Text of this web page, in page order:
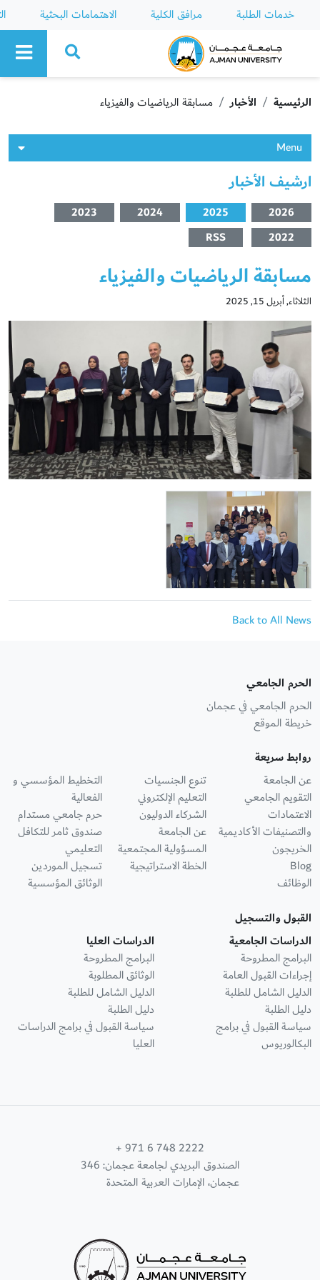
خدمات الطلبة مرافق الكلية الاهتمامات البحثية
Ajman University
الرئيسية الأخبار مسابقة الرياضيات والفيزياء
Menu
ارشيف الأخبار
2026
2025
2024
2023
2022
RSS
مسابقة الرياضيات والفيزياء
الثلاثاء, أبريل 15, 2025
Back to All News
الحرم الجامعي
الحرم الجامعي في عجمان
خريطة الموقع
روابط سريعة
عن الجامعة
التقويم الجامعي
الاعتمادات
والتصنيفات الأكاديمية
الخريجون
Blog
الوظائف
تنوع الجنسيات
التعليم الإلكتروني
الشركاء الدوليون
عن الجامعة
المسؤولية المجتمعية
الخطة الاستراتيجية
التخطيط المؤسسي و
الفعالية
حرم جامعي مستدام
صندوق ثامر للتكافل
التعليمي
تسجيل الموردين
الوثائق المؤسسية
القبول والتسجيل
الدراسات الجامعية
البرامج المطروحة
إجراءات القبول العامة
الدليل الشامل للطلبة
دليل الطلبة
سياسة القبول في برامج
البكالوريوس
الدراسات العليا
البرامج المطروحة
الوثائق المطلوبة
الدليل الشامل للطلبة
دليل الطلبة
سياسة القبول في برامج الدراسات
العليا
+ 971 6 748 2222
الصندوق البريدي لجامعة عجمان: 346
عجمان، الإمارات العربية المتحدة